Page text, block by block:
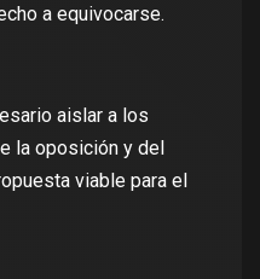
a equivocarse.
aislar a los
la oposición y del
viable para el